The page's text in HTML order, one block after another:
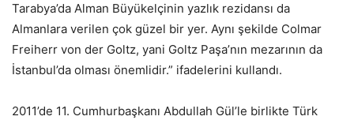
Tarabya’da Alman Büyükelçinin yazlık rezidansı da
Almanlara verilen çok güzel bir yer. Aynı şekilde Colmar
Freiherr von der Goltz, yani Goltz Paşa’nın mezarının da
İstanbul’da olması önemlidir.” ifadelerini kullandı.
2011’de 11. Cumhurbaşkanı Abdullah Gül’le birlikte Türk